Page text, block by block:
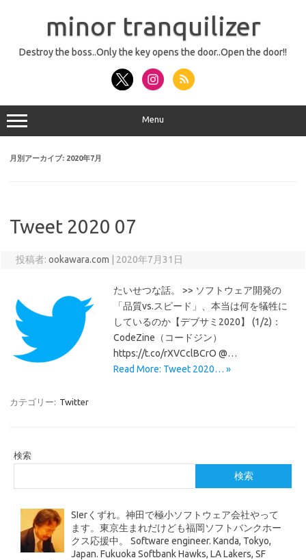
minor tranquilizer
Destroy the boss..Only the key opens the door..Open the door!!
Menu
月別アーカイブ: 2020年7月
Tweet 2020 07
投稿者: ookawara.com 2020年7月31日
たいせつな話。 >> ソフトウェア開発の
「品質vs.スピード」、本当は何を犠牲に
しているのか【デブサミ2020】 (1/2)：
CodeZine（コードジン）
https://t.co/rXVCclBCrO @…
Read More: Tweet 2020… »
カテゴリー: Twitter
検索
検索
SIerくずれ。神田で極小ソフトウェア会社やって
ます。東京生まれだけども福岡ソフトバンクホー
クス応援中。 Software engineer. Kanda, Tokyo,
Japan. Fukuoka Softbank Hawks, LA Lakers, SF